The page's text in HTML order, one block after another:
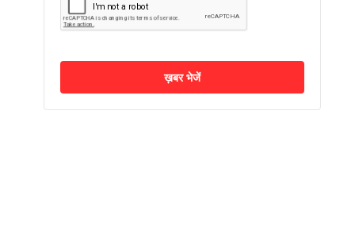
ख़बर भेजें